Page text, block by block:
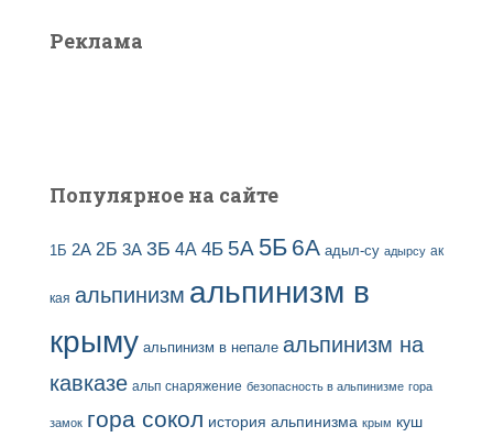
п
:Реклама
Популярное на сайте
1Б 2А 2Б 3А 3Б 4А 4Б 5А 5Б 6А адыл-су адырсу ак
кая альпинизм альпинизм в
крыму альпинизм в непале альпинизм на
кавказе альп снаряжение безопасность в альпинизме гора
замок гора сокол история альпинизма крым куш